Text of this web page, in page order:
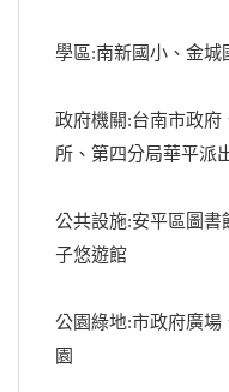
學區:南新國小、金城
政府機關:台南市政
所、第四分局華平派
公共設施:安平區圖書
子悠遊館
公園綠地:市政府廣場
園